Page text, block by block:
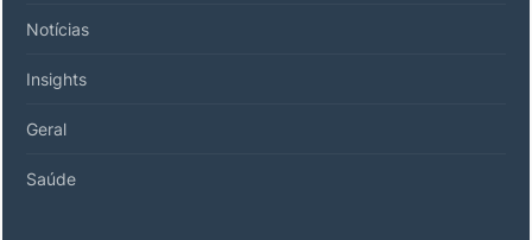
Notícias
Insights
Geral
Saúde